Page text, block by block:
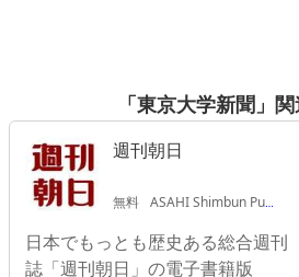
「東京大学新聞」
週刊朝日
無料 ASAHI Shimbun Publications Inc.
日本でもっとも歴史ある総合週刊
誌「週刊朝日」の電子書籍版